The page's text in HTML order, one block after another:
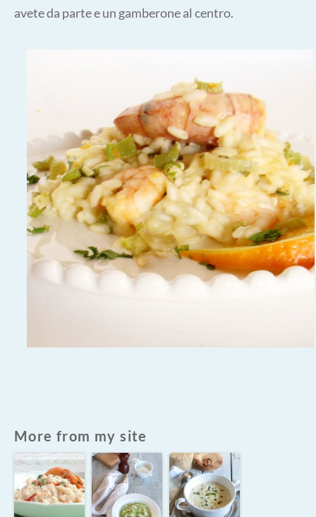
avete da parte e un gamberone al centro.
More from my site